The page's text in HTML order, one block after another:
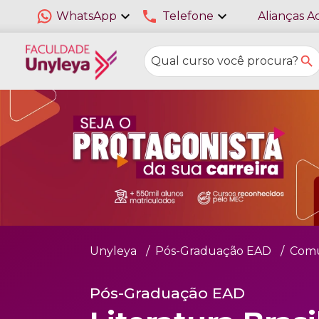
WhatsApp expand_more phone Telefone expand_more Alianças
Unyleya Pós-Graduação EAD
Pós-Graduação EAD